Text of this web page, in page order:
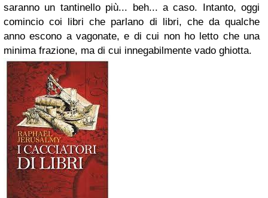
saranno un tantinello più... beh... a caso. Intanto, oggi
comincio coi libri che parlano di libri, che da qualche
anno escono a vagonate, e di cui non ho letto che una
minima frazione, ma di cui innegabilmente vado ghiotta.